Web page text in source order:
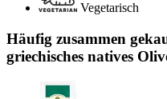
Vegetarisch
Häufig zusammen
griechisches natives